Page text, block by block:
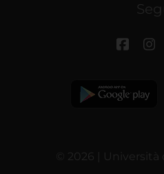
© 2026 |